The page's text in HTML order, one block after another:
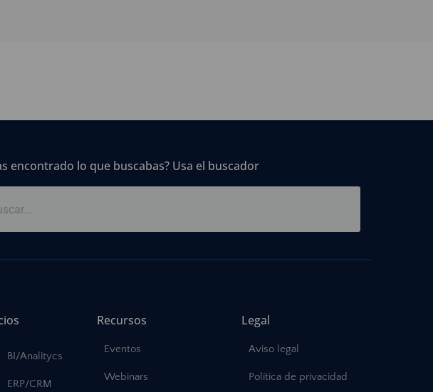
encontrado lo que buscabas? Usa el buscador
BI/Analitycs
ERP/CRM
Recursos
Eventos
Webinars
Legal
Aviso legal
Política de privacidad